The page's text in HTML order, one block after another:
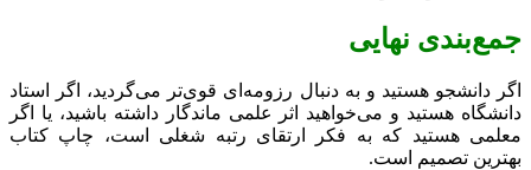
جمع‌بندی نهایی
اگر دانشجو هستید و به دنبال رزومه‌ای قوی‌تر می‌گردید، اگر استاد
دانشگاه هستید و می‌خواهید اثر علمی ماندگار داشته باشید، یا اگر
معلمی هستید که به فکر ارتقای رتبه شغلی است، چاپ کتاب
بهترین تصمیم است.